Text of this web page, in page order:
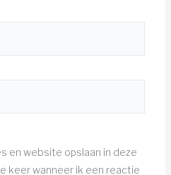
en website opslaan in deze
keer wanneer ik een reactie